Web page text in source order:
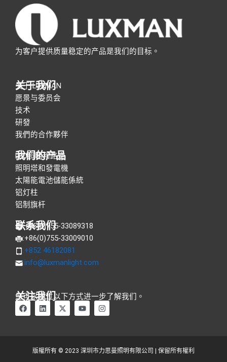
为客户提供质量稳定的产品是我们的目标。
关于我们
关于 LUXMAN
愿景与委员会
技术
研發
我們的合作夥伴
我们的产品
LED照明和路燈
照明塔和發電機
太陽能電池儲能係統
铝灯柱
铝制旗杆
联系我们
:+86(0)755-33089318
:+86(0)755-33009010
:+852 46182081
:info@luxmanlight.com
关注我们
您可以通过以下方式进一步了解我们。
在
F
a
L
i
n
i
X
-
t
t
Y
o
u
e
I
n
s
r
版權所有 © 2023 深圳市力思曼照明有限公司 | 保留所有權利